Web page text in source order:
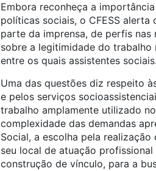
Embora reconheça a
políticas sociais, o CFESS
parte da imprensa, de perfis
sobre a legitimidade do trabalho
entre os quais assistentes sociais.
Uma das questões diz respeito
e pelos serviços
trabalho amplamente utilizado
complexidade das demandas
Social, a escolha pela
seu local de atuação
construção de vínculo, para a